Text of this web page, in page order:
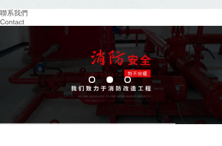
聯系我們
Contact